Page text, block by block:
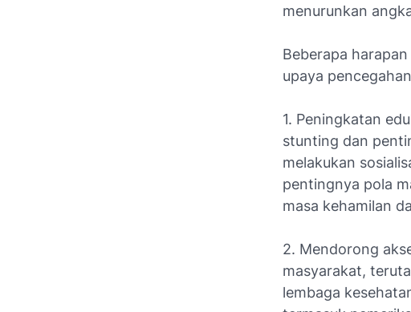
menurunkan
Beberapa
upaya
1. Peningkatan
stunting dan
melakukan
pentingnya pola
masa kehamilan
2. Mendorong
masyarakat,
lembaga